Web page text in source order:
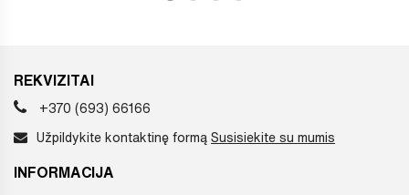
REKVIZITAI
+370 (693) 66166
Užpildykite kontaktinę formą Susisiekite su mumis
INFORMACIJA